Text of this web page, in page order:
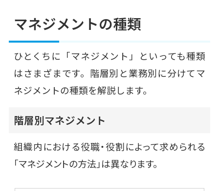
マネジメントの種類
ひとくちに「マネジメント」といっても種類
はさまざまです。階層別と業務別に分けてマ
ネジメントの種類を解説します。
階層別マネジメント
組織内における役職・役割によって求められる
「マネジメントの方法」は異なります。